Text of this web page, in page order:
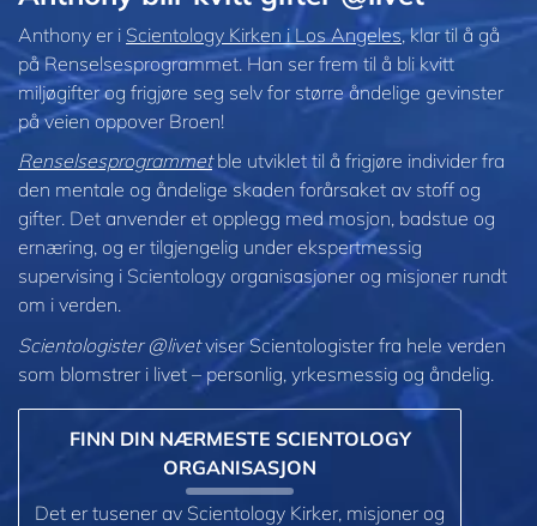
Anthony er i Scientology Kirken i Los Angeles, klar til å gå
på Renselsesprogrammet. Han ser frem til å bli kvitt
miljøgifter og frigjøre seg selv for større åndelige gevinster
på veien oppover Broen!
Renselsesprogrammetble utviklet til å frigjøre individer fra
den mentale og åndelige skaden forårsaket av stoff og
gifter. Det anvender et opplegg med mosjon, badstue og
ernæring, og er tilgjengelig under ekspertmessig
supervising i Scientology organisasjoner og misjoner rundt
om i verden.
Scientologister @livetviser Scientologister fra hele verden
som blomstrer i livet – personlig, yrkesmessig og åndelig.
FINN DIN NÆRMESTE SCIENTOLOGY
ORGANISASJON
Det er tusener av Scientology Kirker, misjoner og